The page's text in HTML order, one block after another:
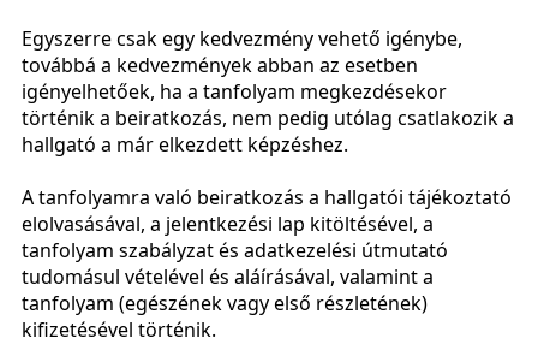
Egyszerre csak egy kedvezmény vehető igénybe,
továbbá a kedvezmények abban az esetben
igényelhetőek, ha a tanfolyam megkezdésekor
történik a beiratkozás, nem pedig utólag csatlakozik a
hallgató a már elkezdett képzéshez.
A tanfolyamra való beiratkozás a hallgatói tájékoztató
elolvasásával, a jelentkezési lap kitöltésével, a
tanfolyam szabályzat és adatkezelési útmutató
tudomásul vételével és aláírásával, valamint a
tanfolyam (egészének vagy első részletének)
kifizetésével történik.